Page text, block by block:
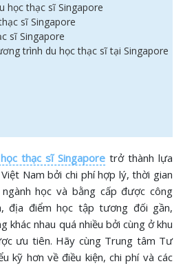
học thạc sĩ Singapore
sĩ Singapore
sĩ Singapore
trình du học thạc sĩ tại Singapore
thạc sĩ Singapore trở thành lựa
Nam bởi chi phí hợp lý, thời gian
học và bằng cấp được công
địa điểm học tập tương đối gần,
khác nhau quá nhiều bởi cùng ở khu
ưu tiên. Hãy cùng Trung tâm Tư
kỹ hơn về điều kiện, chi phí và các